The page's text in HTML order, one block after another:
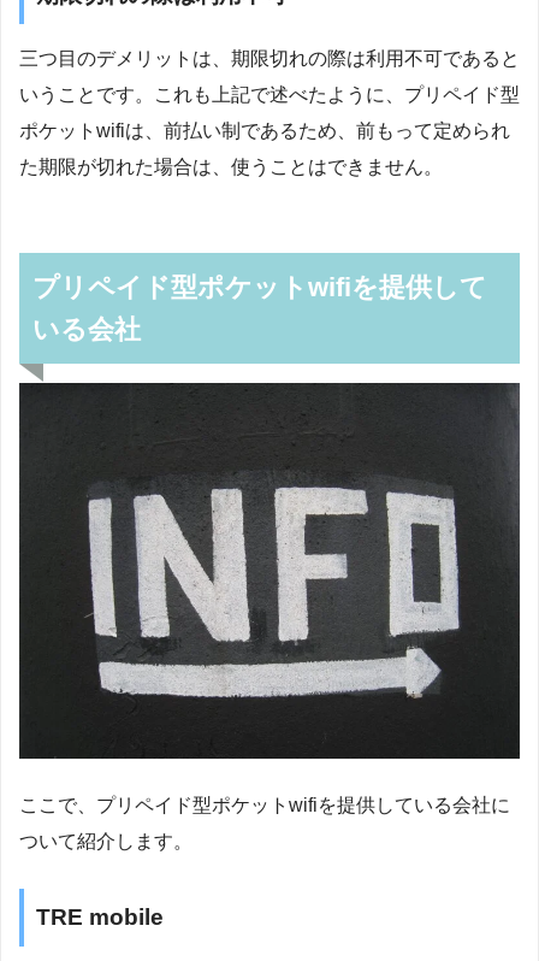
三つ目のデメリットは、期限切れの際は利用不可であると
いうことです。これも上記で述べたように、プリペイド型
ポケットwifiは、前払い制であるため、前もって定められ
た期限が切れた場合は、使うことはできません。
プリペイド型ポケットwifiを提供して
いる会社
ここで、プリペイド型ポケットwifiを提供している会社に
ついて紹介します。
TRE mobile